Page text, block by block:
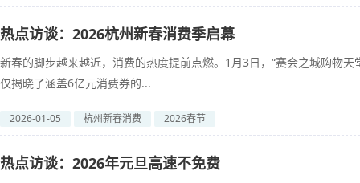
热点访谈：2026杭州新春消费季启幕
新春的脚步越来越近，消费的热度提前点燃。1月3日，“赛会之城购物
仅揭晓了涵盖6亿元消费券的...
2026-01-05 杭州新春消费 2026春节
热点访谈：2026年元旦高速不免费